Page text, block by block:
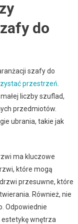
do
szafy do
przestrzeń
liczby szuflad,
przedmiotów.
ubrania, takie jak
ma kluczowe
które mogą
przesuwne, które
Również, nie
Odpowiednie
wnętrza